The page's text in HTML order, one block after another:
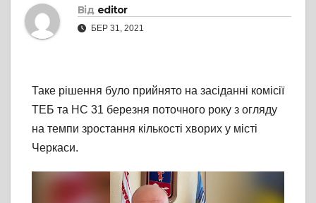
Від editor
БЕР 31, 2021
Таке рішення було прийнято на засіданні комісії
ТЕБ та НС 31 березня поточного року з огляду
на темпи зростання кількості хворих у місті
Черкаси.